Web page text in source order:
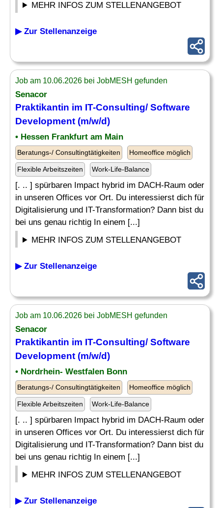
MEHR INFOS ZUM STELLENANGEBOT
▶ Zur Stellenanzeige
Job am 10.06.2026 bei JobMESH gefunden
Senacor
Praktikantin im IT-Consulting/ Software
Development (m/w/d)
• Hessen Frankfurt am Main
Beratungs-/ Consultingtätigkeiten Homeoffice möglich
Flexible Arbeitszeiten Work-Life-Balance
[. .. ] spürbaren Impact hybrid im DACH-Raum oder
in unseren Offices vor Ort. Du interessierst dich für
Digitalisierung und IT-Transformation? Dann bist du
bei uns genau richtig In einem [...]
MEHR INFOS ZUM STELLENANGEBOT
▶ Zur Stellenanzeige
Job am 10.06.2026 bei JobMESH gefunden
Senacor
Praktikantin im IT-Consulting/ Software
Development (m/w/d)
• Nordrhein- Westfalen Bonn
Beratungs-/ Consultingtätigkeiten Homeoffice möglich
Flexible Arbeitszeiten Work-Life-Balance
[. .. ] spürbaren Impact hybrid im DACH-Raum oder
in unseren Offices vor Ort. Du interessierst dich für
Digitalisierung und IT-Transformation? Dann bist du
bei uns genau richtig In einem [...]
MEHR INFOS ZUM STELLENANGEBOT
▶ Zur Stellenanzeige